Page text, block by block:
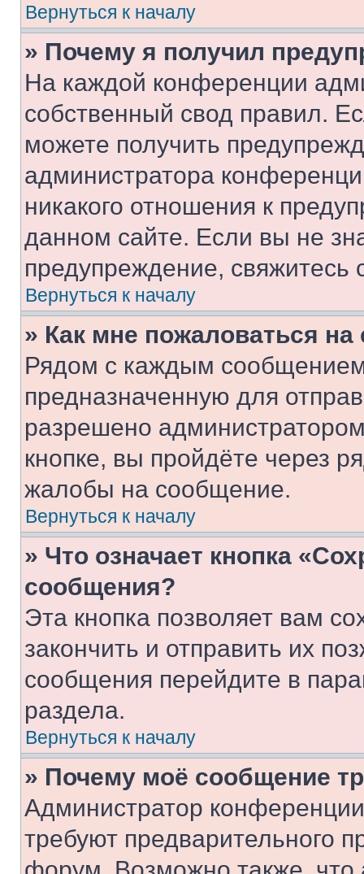
Вернуться к началу
» Почему я получил
На каждой конференции
собственный свод правил.
можете получить
администратора
никакого отношения к
данном сайте. Если вы не
предупреждение,
Вернуться к началу
» Как мне пожаловаться
Рядом с каждым сообщением
предназначенную для
разрешено
кнопке, вы пройдёте через
жалобы на сообщение.
Вернуться к началу
» Что означает кнопка
сообщения?
Эта кнопка позволяет вам
закончить и отправить их
сообщения перейдите в
раздела.
Вернуться к началу
» Почему моё сообщение
Администратор
требуют предварительного